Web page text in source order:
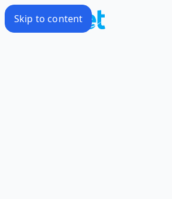
Skip to content